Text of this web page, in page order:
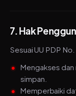
7. Hak
Sesuai UU PDP
Mengakses dan
simpan.
Memperbaiki